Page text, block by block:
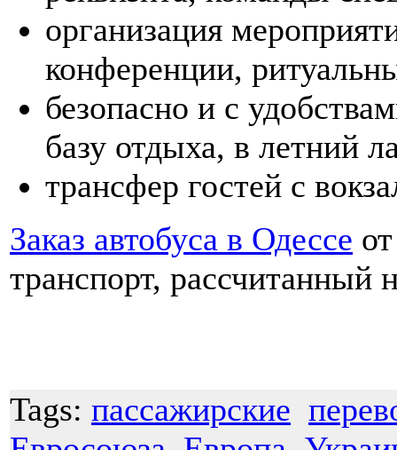
организация
конференции,
безопасно и с
базу отдыха, в летний
трансфер гостей с
Заказ автобуса в Одессе
транспорт, рассчитанный
Tags: пассажирские